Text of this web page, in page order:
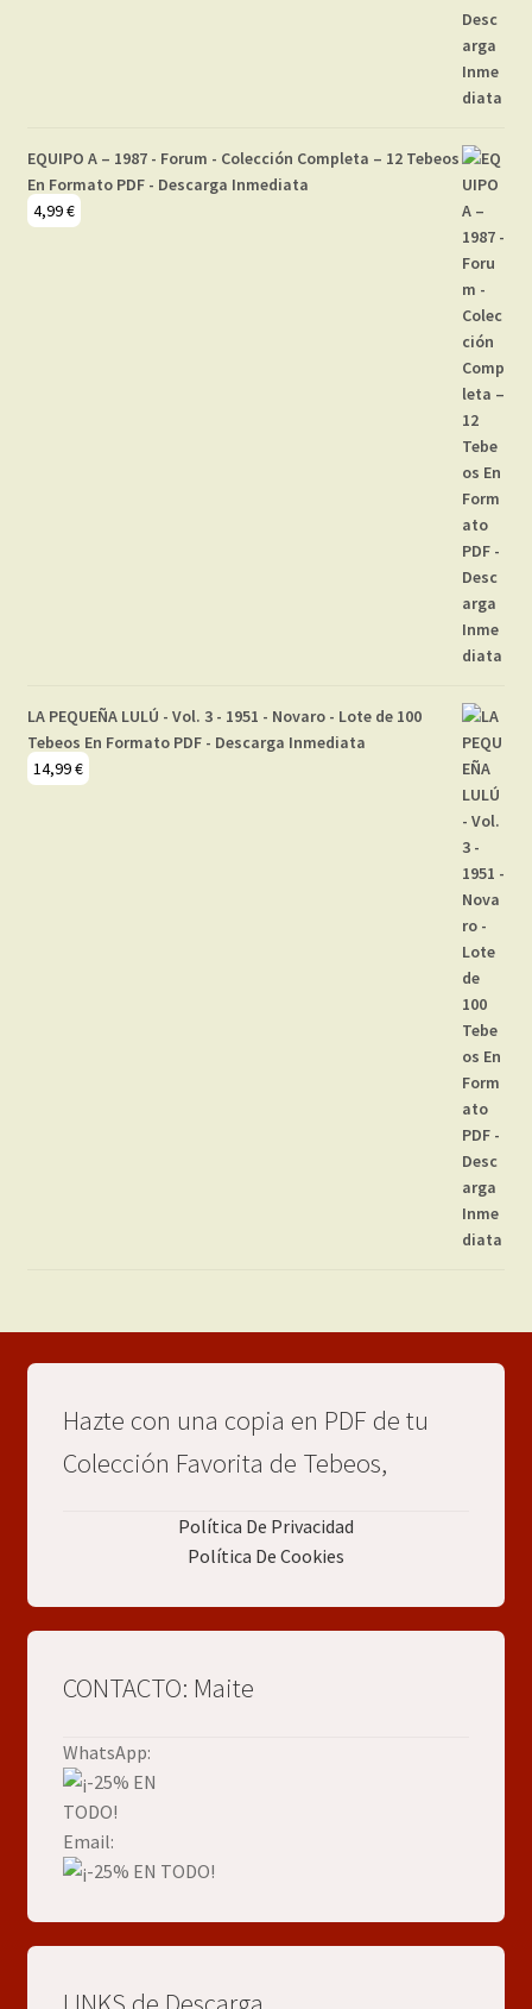
EQUIPO A – 1987 - Forum - Colección Completa – 12 Tebeos
En Formato PDF - Descarga Inmediata
4,99€
LA PEQUEÑA LULÚ - Vol. 3 - 1951 - Novaro - Lote de 100
Tebeos En Formato PDF - Descarga Inmediata
14,99€
Hazte con una copia en PDF de tu
Colección Favorita de Tebeos,
Política De Privacidad
Política De Cookies
CONTACTO: Maite
WhatsApp:
Email: